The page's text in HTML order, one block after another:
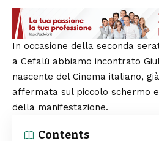
In occasione della seconda
a Cefalù abbiamo incontrato
nascente del Cinema italiano,
affermata sul piccolo schermo
della manifestazione.
Contents